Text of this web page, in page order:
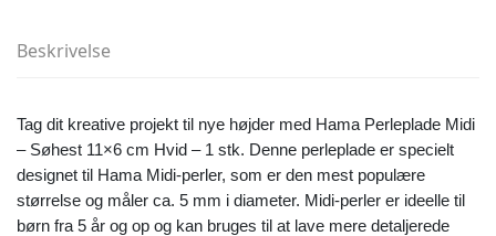
Beskrivelse
Tag dit kreative projekt til nye højder med Hama Perleplade Midi
– Søhest 11×6 cm Hvid – 1 stk. Denne perleplade er specielt
designet til Hama Midi-perler, som er den mest populære
størrelse og måler ca. 5 mm i diameter. Midi-perler er ideelle til
børn fra 5 år og op og kan bruges til at lave mere detaljerede